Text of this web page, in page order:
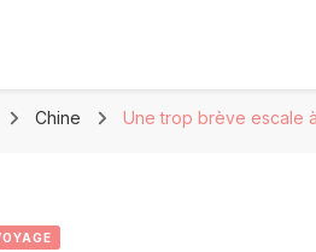
Chine Une trop brève escale